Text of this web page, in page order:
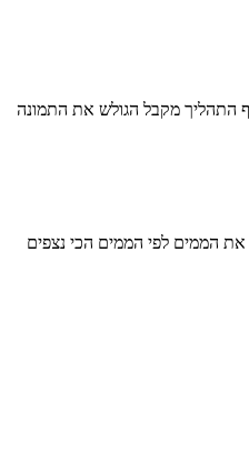
התהליך מקבל הגולש את התמונה
את הממים לפי הממים הכי נצפים